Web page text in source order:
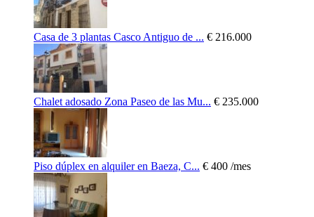
Casa de 3 plantas Casco Antiguo de ... € 216.000
Chalet adosado Zona Paseo de las Mu... € 235.000
Piso dúplex en alquiler en Baeza, C... € 400 /mes